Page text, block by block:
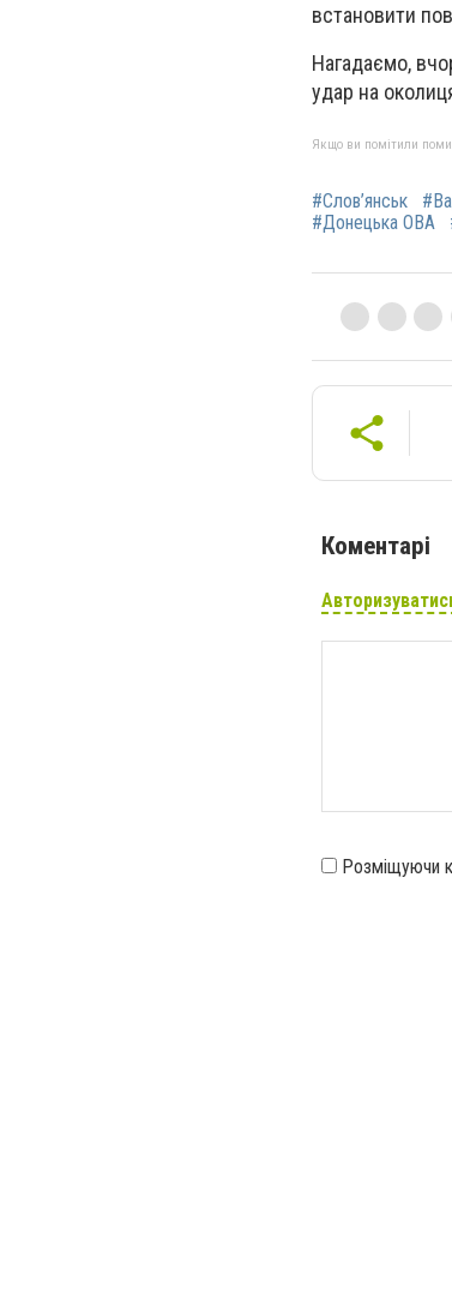
встановити
Нагадаємо,
удар на
Якщо ви помітили
#Слов’янськ
#Донецька ОВА
Коментарі
Розміщуючи